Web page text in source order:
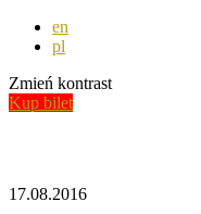
en
pl
Zmień kontrast
Kup bilet
17.08.2016